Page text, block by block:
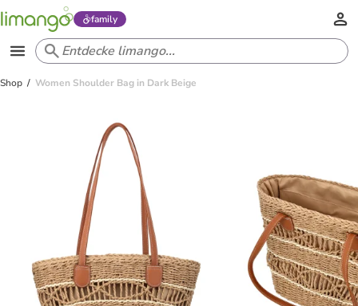
family
Shop Women Shoulder Bag in Dark Beige